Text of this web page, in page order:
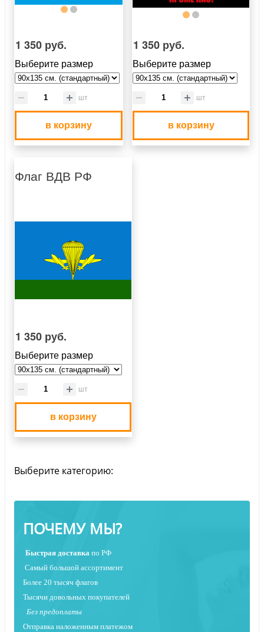
1 350 руб.
Выберите размер
шт
в корзину
1 350 руб.
Выберите размер
шт
в корзину
Флаг ВДВ РФ
1 350 руб.
Выберите размер
шт
в корзину
Выберите категорию:
ПОЧЕМУ МЫ?
Быстрая доставка по РФ
Самый большой ассортимент
Более 20 тысяч флагов
Тысячи довольных покупателей
Без предоплаты
Отправка наложенным платежом